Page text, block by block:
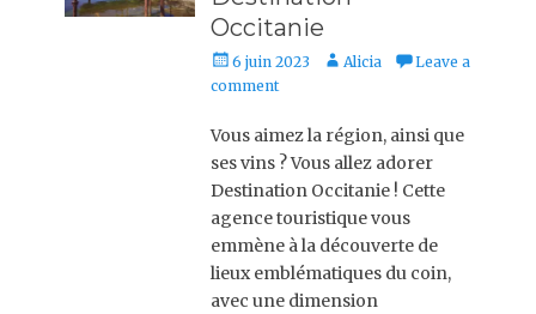
Occitanie
Posted
on
6 juin 2023 Author
Alicia
Leave a
comment
Vous aimez la région, ainsi que
ses vins ? Vous allez adorer
Destination Occitanie ! Cette
agence touristique vous
emmène à la découverte de
lieux emblématiques du coin,
avec une dimension